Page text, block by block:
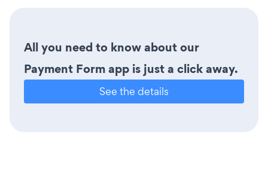
All you need to know about our
Payment Form app is just a click away.
See the details